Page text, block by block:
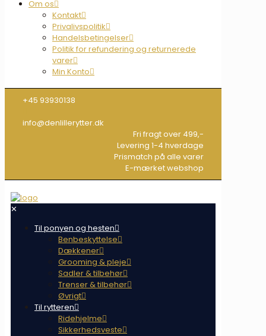
Om os
Kontakt
Privalivspolitik
Handelsbetingelser
Politik for refundering og returnerede
varer
Min Konto
+45 93930138
info@denlillerytter.dk
Fri fragt over 499,-
Levering 1-4 hverdage
Prismatch på alle varer
E-mærket webshop
✕
Til ponyen og hesten
Benbeskyttelse
Dækkener
Grooming & pleje
Sadler & tilbehør
Trenser & tilbehør
Øvrigt
Til rytteren
Ridehjelme
Sikkerhedsveste